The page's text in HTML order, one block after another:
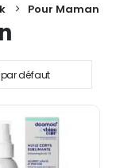
Pour Maman